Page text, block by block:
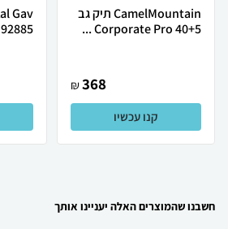
CamelMountain תיק גב
Corporate Pro 40+5 ...
368
₪
קנו עכשיו
92885 דגם פלסטיישן ...
חשבנו שהמוצרים האלה יעניינו אותך